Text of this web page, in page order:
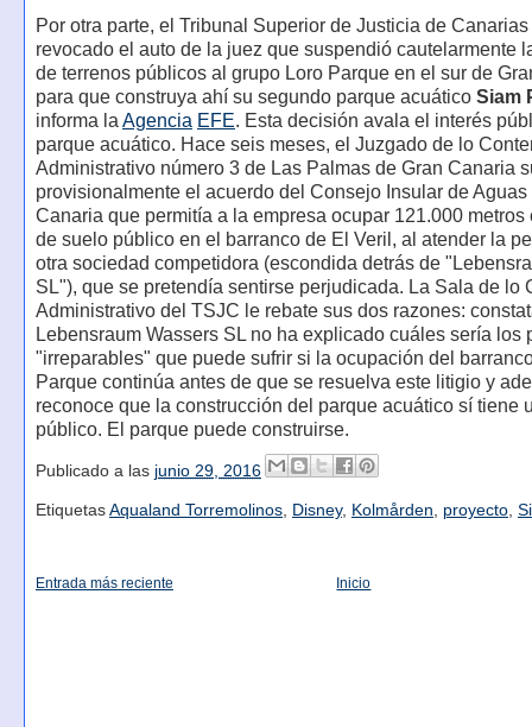
Por otra parte, el Tribunal Superior de Justicia de Canarias
revocado el auto de la juez que suspendió cautelarmente
de terrenos públicos al grupo Loro Parque en el sur de
para que construya ahí su segundo parque acuático Siam
informa la Agencia EFE. Esta decisión avala el interés
parque acuático. Hace seis meses, el Juzgado de lo
Administrativo número 3 de Las Palmas de Gran Canaria
provisionalmente el acuerdo del Consejo Insular de Aguas
Canaria que permitía a la empresa ocupar 121.000 metros
de suelo público en el barranco de El Veril, al atender la
otra sociedad competidora (escondida detrás de
SL"), que se pretendía sentirse perjudicada. La Sala de lo
Administrativo del TSJC le rebate sus dos razones:
Lebensraum Wassers SL no ha explicado cuáles sería los
"irreparables" que puede sufrir si la ocupación del
Parque continúa antes de que se resuelva este litigio y
reconoce que la construcción del parque acuático sí tiene
público. El parque puede construirse.
Publicado a las junio 29, 2016
Etiquetas Aqualand Torremolinos, Disney, Kolmården proyecto,
Entrada más reciente Inicio